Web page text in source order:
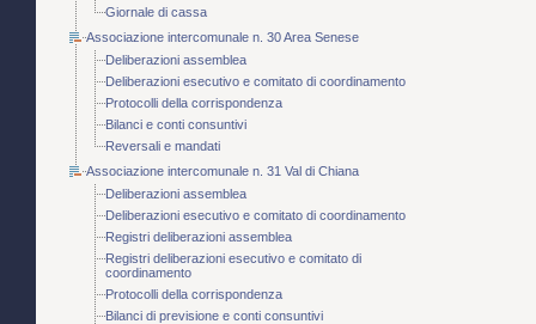
Giornale di cassa
Associazione intercomunale n. 30 Area Senese
Deliberazioni assemblea
Deliberazioni esecutivo e comitato di coordinamento
Protocolli della corrispondenza
Bilanci e conti consuntivi
Reversali e mandati
Associazione intercomunale n. 31 Val di Chiana
Deliberazioni assemblea
Deliberazioni esecutivo e comitato di coordinamento
Registri deliberazioni assemblea
Registri deliberazioni esecutivo e comitato di
coordinamento
Protocolli della corrispondenza
Bilanci di previsione e conti consuntivi